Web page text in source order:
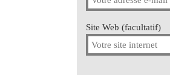
Site Web (facultatif)